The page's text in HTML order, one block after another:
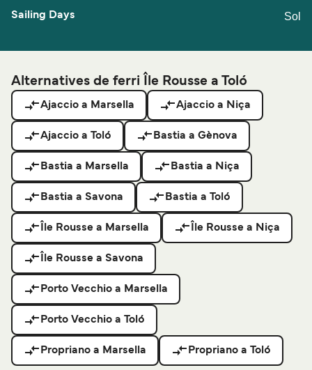
Sol
Alternatives de ferri Île Rousse a Toló
Ajaccio a Marsella Ajaccio a Niça
Ajaccio a Toló Bastia a Gènova
Bastia a Marsella Bastia a Niça
Bastia a Savona Bastia a Toló
Île Rousse a Marsella Île Rousse a Niça
Île Rousse a Savona
Porto Vecchio a Marsella
Porto Vecchio a Toló
Propriano a Marsella Propriano a Toló